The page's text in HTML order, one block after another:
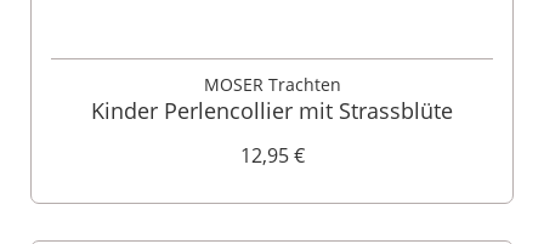
MOSER Trachten
Kinder Perlencollier mit Strassblüte
12,95 €